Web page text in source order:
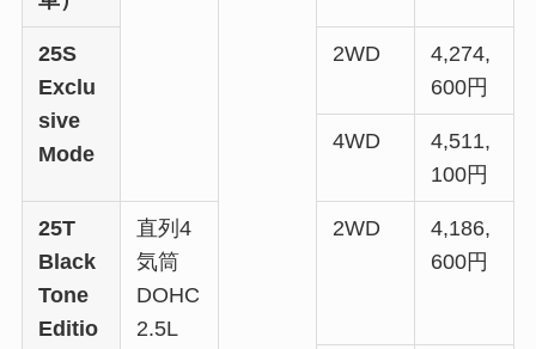
25S
Exclu
sive
Mode
2WD
4,274,
600円
4WD
4,511,
100円
25T
Black
Tone
Editio
直列4
気筒
DOHC
2.5L
2WD
4,186,
600円